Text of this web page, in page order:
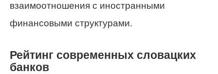
взаимоотношения с иностранными
финансовыми структурами.
Рейтинг современных словацких
банков